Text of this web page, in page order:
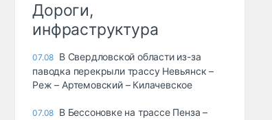
Дороги,
инфраструктура
07.08 В Свердловской области из-за
паводка перекрыли трассу Невьянск –
Реж – Артемовский – Килачевское
07.08 В Бессоновке на трассе Пенза –